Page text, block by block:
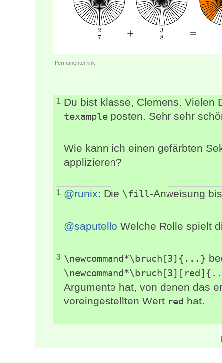
Permanenter link
1 Du bist klasse, Clemens. Vielen
texample posten. Sehr sehr
Wie kann ich einen gefärbten
applizieren?
1 @runix: Die \fill-Anweisung
@saputello Welche Rolle spielt
3 \newcommand*\bruch[3]{...}
Argumente hat, von denen das
voreingestellten Wert red hat.